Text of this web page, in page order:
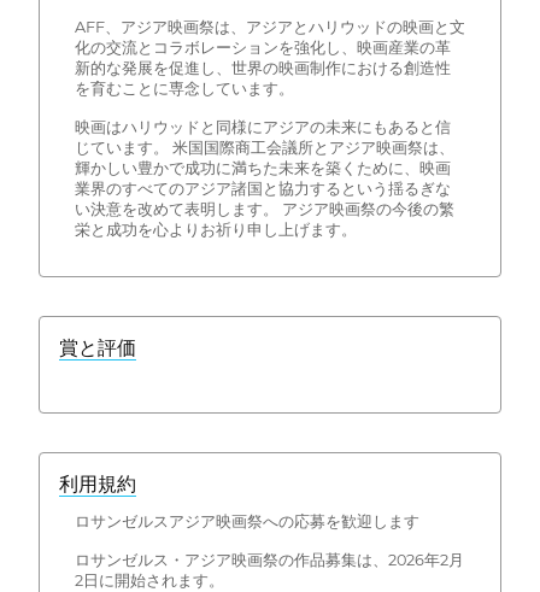
AFF、アジア映画祭は、アジアとハリウッドの映画と文
化の交流とコラボレーションを強化し、映画産業の革
新的な発展を促進し、世界の映画制作における創造性
を育むことに専念しています。
映画はハリウッドと同様にアジアの未来にもあると信
じています。 米国国際商工会議所とアジア映画祭は、
輝かしい豊かで成功に満ちた未来を築くために、映画
業界のすべてのアジア諸国と協力するという揺るぎな
い決意を改めて表明します。 アジア映画祭の今後の繁
栄と成功を心よりお祈り申し上げます。
賞と評価
利用規約
ロサンゼルスアジア映画祭への応募を歓迎します
ロサンゼルス・アジア映画祭の作品募集は、2026年2月
2日に開始されます。